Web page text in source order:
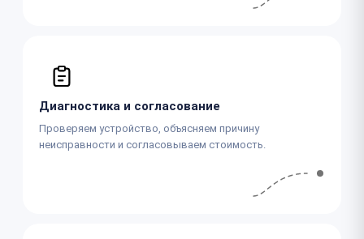
Диагностика и согласование
Проверяем устройство, объясняем причину
неисправности и согласовываем стоимость.